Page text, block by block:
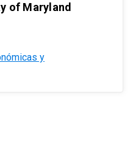
of Maryland
y